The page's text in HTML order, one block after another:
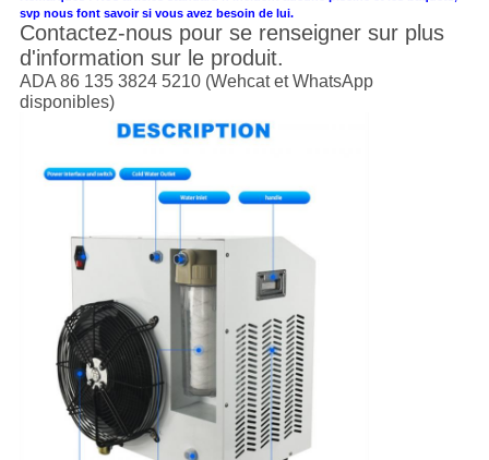
svp nous font savoir si vous avez besoin de lui.
Contactez-nous pour se renseigner sur plus
d'information sur le produit.
ADA 86 135 3824 5210 (Wehcat et WhatsApp
disponibles)